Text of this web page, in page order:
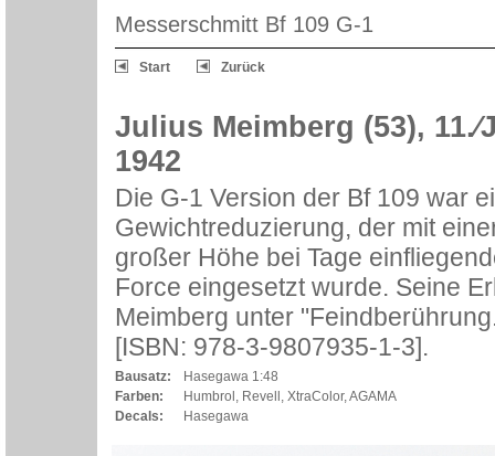
Messerschmitt Bf 109 G-1
Start Zurück
Julius Meimberg (53),
1942
Die G-1 Version der Bf 109 war
Gewichtreduzierung, der mit
großer Höhe bei Tage
Force eingesetzt wurde. Seine
Meimberg unter
[ISBN: 978-3-9807935-1-3].
Bausatz:
Hasegawa 1:48
Farben:
Humbrol, Revell, XtraColor, AGAMA
Decals:
Hasegawa